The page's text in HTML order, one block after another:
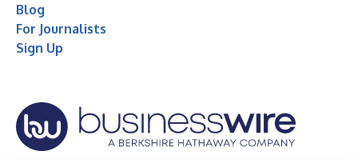
Blog
For Journalists
Sign Up